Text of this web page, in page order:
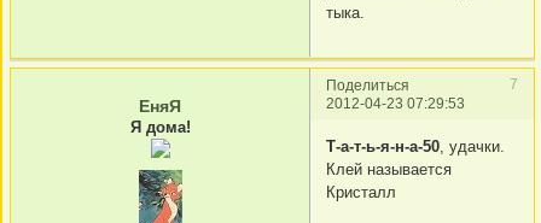
тыка.
Поделиться
7
2012-04-23 07:29:53
ЕняЯ
Я дома!
Т-а-т-ь-я-н-а-50 , удачки.
Клей называется
Кристалл